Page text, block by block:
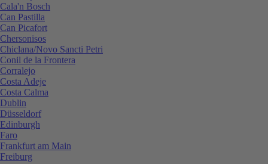
Cala'n Bosch
Can Pastilla
Can Picafort
Chersonisos
Chiclana/Novo Sancti Petri
Conil de la Frontera
Corralejo
Costa Adeje
Costa Calma
Dublin
Düsseldorf
Edinburgh
Faro
Frankfurt am Main
Freiburg